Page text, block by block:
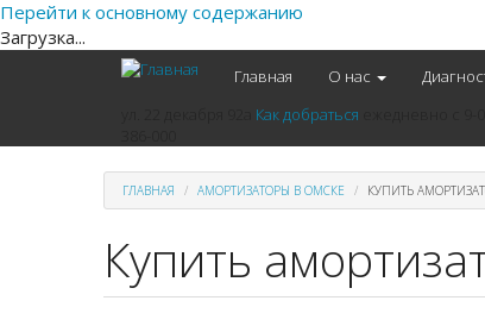
Перейти к основному содержанию
Загрузка...
Главная О нас
Как добраться
ГЛАВНАЯ АМОРТИЗАТОРЫ В ОМСКЕ КУПИТЬ
Купить